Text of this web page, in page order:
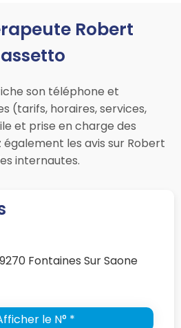
Robert
son téléphone et
(tarifs, horaires, services,
et prise en charge des
les avis sur Robert
internautes.
Fontaines Sur Saone
le N° *